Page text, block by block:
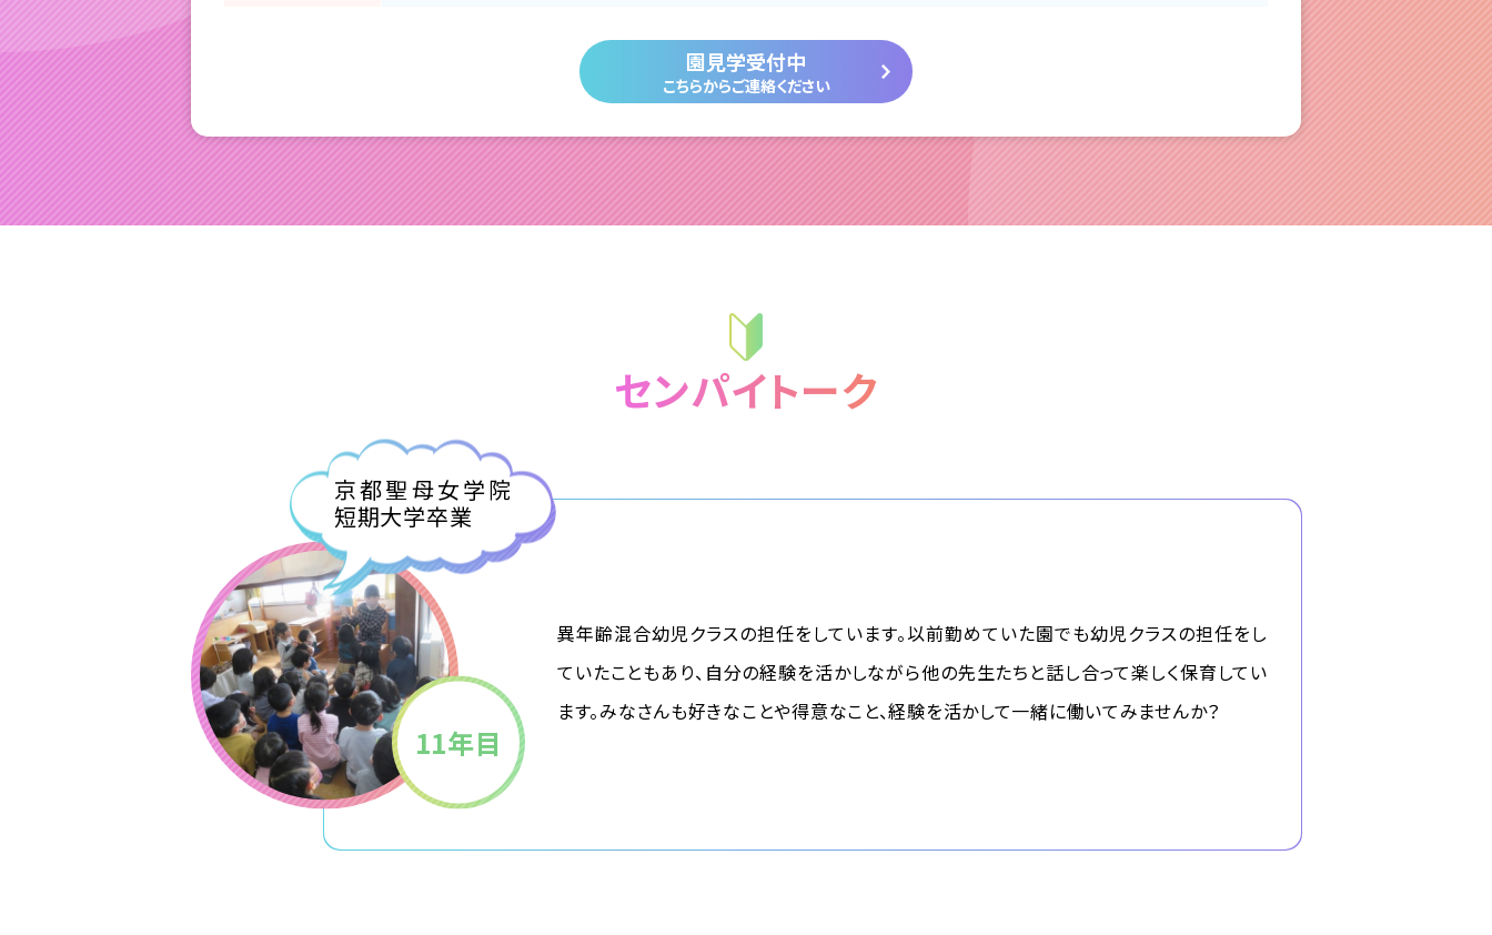
園見学受付中
こちらからご連絡ください
センパイトーク
京都聖母女学院
短期大学卒業
11年目
異年齢混合幼児クラスの担任をしています。以前勤めていた園でも幼児クラスの担任をし
ていたこともあり、自分の経験を活かしながら他の先生たちと話し合って楽しく保育してい
ます。みなさんも好きなことや得意なこと、経験を活かして一緒に働いてみませんか？